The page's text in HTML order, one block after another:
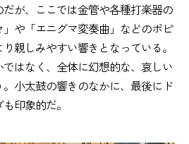
が、ここでは金管や各種打楽器の
や「エニグマ変奏曲」などのポピ
親しみやすい響きとなっている。
はなく、全体に幻想的な、哀しい
小太鼓の響きのなかに、最後にド
印象的だ。